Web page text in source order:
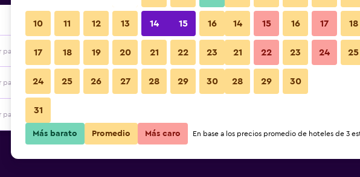
para Kembang Sari Apartment Ver precios
para Kembang Sari Apartment Ver precios
para Kembang Sari Apartment
10 11 12 13 14 15 16
17 18 19 20 21 22 23
24 25 26 27 28 29 30
31
14 15 16 17 18
21 22 23 24 25
28 29 30
Más barato Promedio Más caro En base a los precios promedio de hoteles de 3